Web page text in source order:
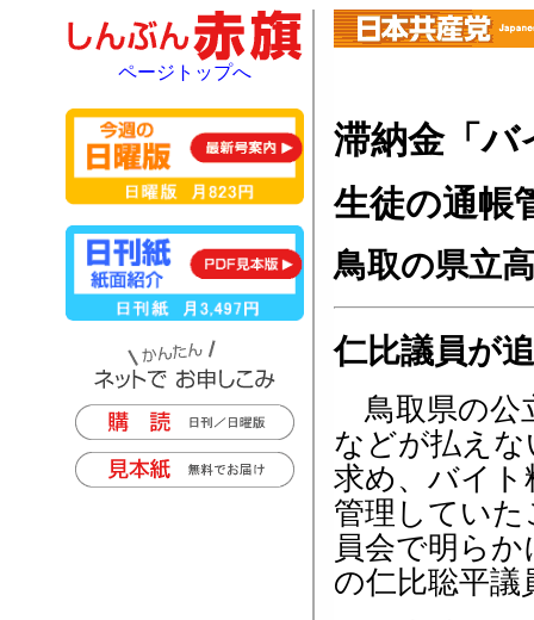
滞納金「バ
生徒の通帳
鳥取の県立高
仁比議員が
鳥取県の公
などが払え
求め、バイ
管理してい
員会で明ら
の仁比聡平
ページトップへ